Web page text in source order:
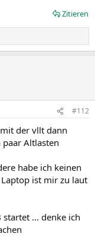
Zitieren
#112
der vllt dann
Altlasten
habe ich keinen
ist mir zu laut
... denke ich